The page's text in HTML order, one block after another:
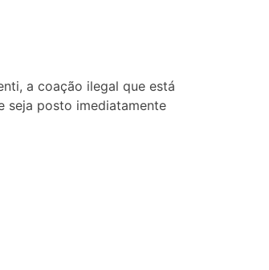
a coação ilegal que está
seja posto imediatamente